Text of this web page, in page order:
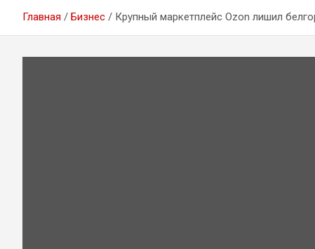
Главная Бизнес Крупный маркетплейс Ozon лишил